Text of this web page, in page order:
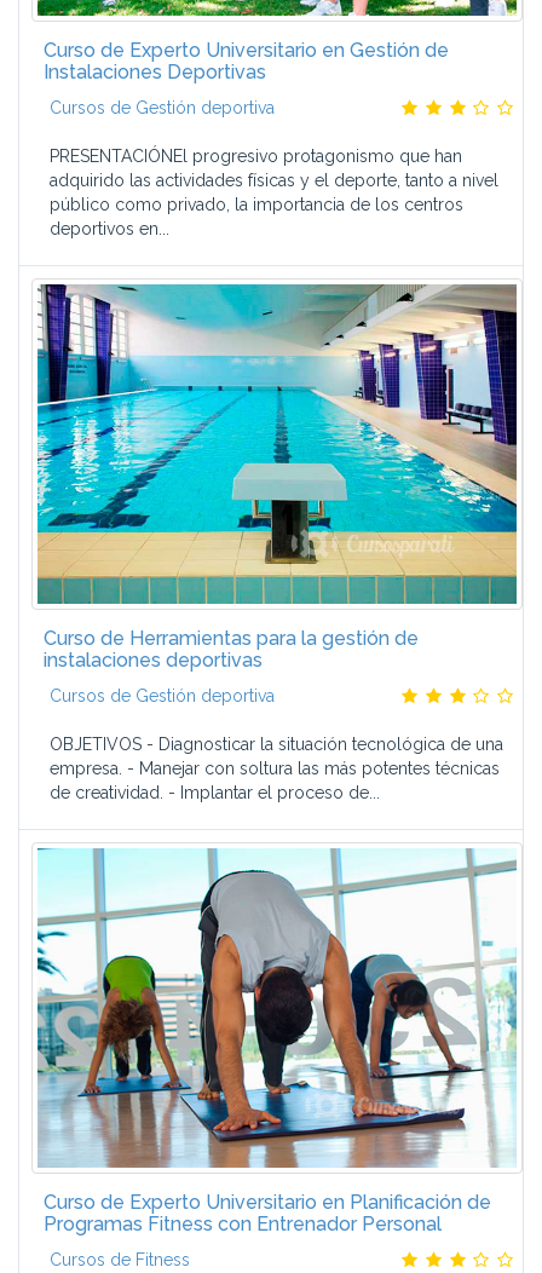
El alumno cuenta con una comunidad Alumni, formada ya
Y además:
Ofrecemos Títulos Propios de la Universidad San Jorge.
empresarial, basados en la filosofía de aprender haciendo,
y se evalúan a través de casos prácticos.
Nos adaptamos a la disponibilidad de tiempo del alumno,
con un sistema individualizado de planificación.
Garantizamos las prácticas en empresa y contamos con
bolsa de empleo.
Mantenemos los apuntes actualizados a través de nuestro
programa Alumni.
Curso de Experto Universitario en Gestión de
Instalaciones Deportivas
Cursos de Gestión deportiva
PRESENTACIÓNEl progresivo protagonismo que han
adquirido las actividades físicas y el deporte, tanto a nivel
público como privado, la importancia de los centros
deportivos en...
Curso de Herramientas para la gestión de
instalaciones deportivas
Cursos de Gestión deportiva
OBJETIVOS - Diagnosticar la situación tecnológica de una
empresa. - Manejar con soltura las más potentes técnicas
de creatividad. - Implantar el proceso de...
Curso de Experto Universitario en Planificación de
Programas Fitness con Entrenador Personal
Cursos de Fitness